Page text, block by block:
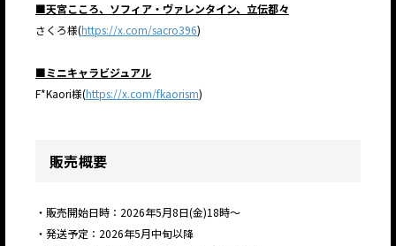
■天宮こころ、ソフィア・ヴァレンタイン、立伝都々
さくろ様(https://x.com/sacro396)
■ミニキャラビジュアル
F*Kaori様(https://x.com/fkaorism)
販売概要
・販売開始日時：2026年5月8日(金)18時～
・発送予定：2026年5月中旬以降